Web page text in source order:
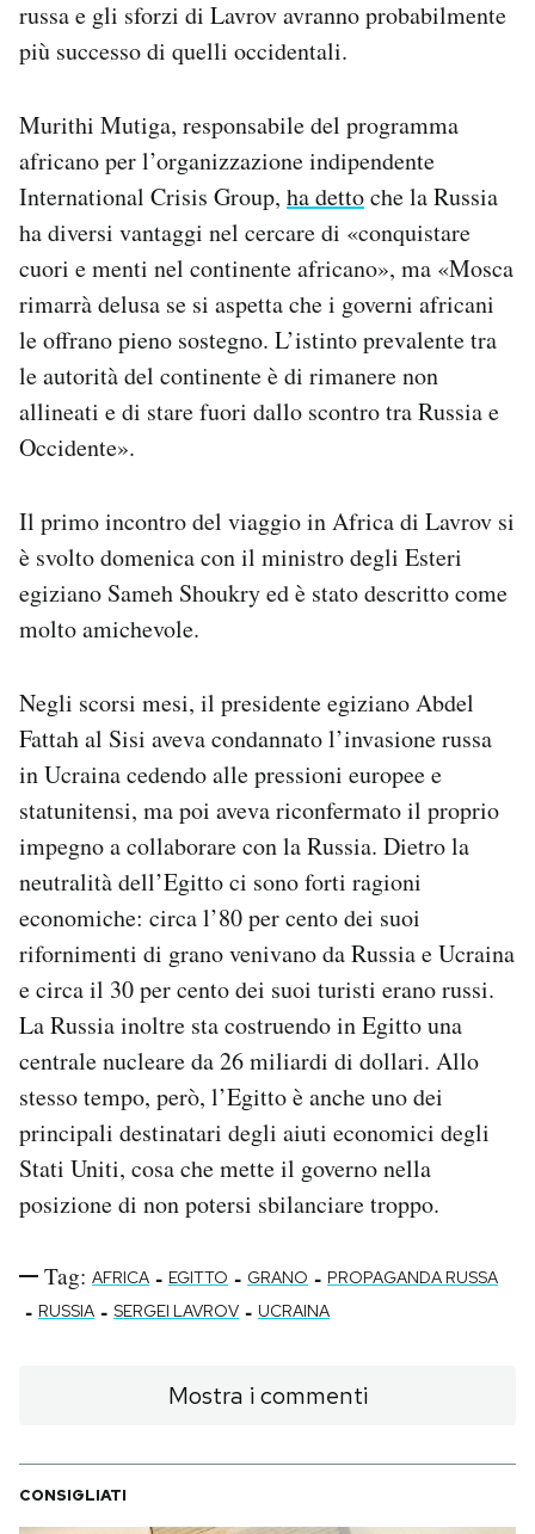
russa e gli sforzi di Lavrov avranno probabilmente
più successo di quelli occidentali.
Murithi Mutiga, responsabile del programma
africano per l’organizzazione indipendente
International Crisis Group, ha dettoche la Russia
ha diversi vantaggi nel cercare di «conquistare
cuori e menti nel continente africano», ma «Mosca
rimarrà delusa se si aspetta che i governi africani
le offrano pieno sostegno. L’istinto prevalente tra
le autorità del continente è di rimanere non
allineati e di stare fuori dallo scontro tra Russia e
Occidente».
Il primo incontro del viaggio in Africa di Lavrov si
è svolto domenica con il ministro degli Esteri
egiziano Sameh Shoukry ed è stato descritto come
molto amichevole.
Negli scorsi mesi, il presidente egiziano Abdel
Fattah al Sisi aveva condannato l’invasione russa
in Ucraina cedendo alle pressioni europee e
statunitensi, ma poi aveva riconfermato il proprio
impegno a collaborare con la Russia. Dietro la
neutralità dell’Egitto ci sono forti ragioni
economiche: circa l’80 per cento dei suoi
rifornimenti di grano venivano da Russia e Ucraina
e circa il 30 per cento dei suoi turisti erano russi.
La Russia inoltre sta costruendo in Egitto una
centrale nucleare da 26 miliardi di dollari. Allo
stesso tempo, però, l’Egitto è anche uno dei
principali destinatari degli aiuti economici degli
Stati Uniti, cosa che mette il governo nella
posizione di non potersi sbilanciare troppo.
Tag: AFRICA - EGITTO - GRANO - PROPAGANDA RUSSA
- RUSSIA - SERGEI LAVROV - UCRAINA
Mostra i commenti
CONSIGLIATI